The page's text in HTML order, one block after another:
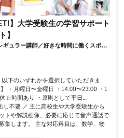
】大学受験生の学習サポート
】
ギュラー講師／好きな時間に働くスポッ
下のいずれかを選択していただきま
・月曜日〜金曜日 ・14:00〜23:00 ・1
止時間あり ・原則として平日...
し不要 ／ 主に高校生や大学受験生から
トや解説画像、必要に応じて音声通話で
集します。 主な対応科目は、数学、物